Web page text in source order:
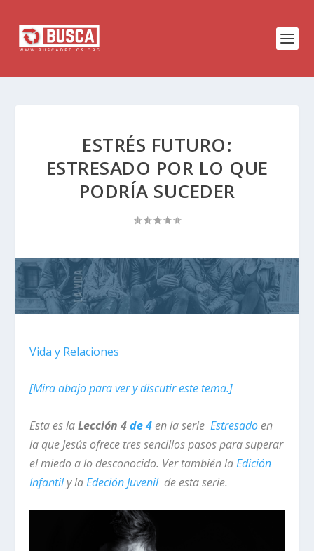
ESTRÉS FUTURO:
ESTRESADO ​​POR LO QUE
PODRÍA SUCEDER
Vida y Relaciones
[Mira abajo para ver y discutir este tema.]
Esta es laLección 4de 4 en la serieEstresado en
la que Jesús ofrece tres sencillos pasos para superar
el miedo a lo desconocido. Ver también laEdición
Infantily laEdeción Juvenil de esta serie.